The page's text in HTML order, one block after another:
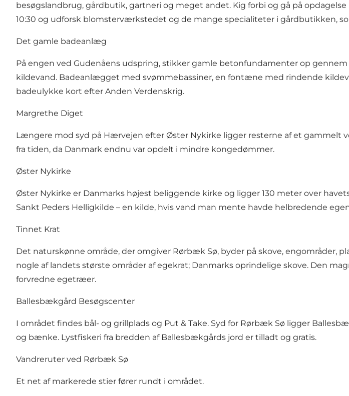
besøgslandbrug, gårdbutik, gartneri og meget andet. Kig forbi og gå på
10:30 og udforsk blomsterværkstedet og de mange specialiteter i gårdbutikken,
Det gamle badeanlæg
På engen ved Gudenåens udspring, stikker gamle betonfundamenter op
kildevand. Badeanlægget med svømmebassiner, en fontæne med rindende
badeulykke kort efter Anden Verdenskrig.
Margrethe Diget
Længere mod syd på Hærvejen efter Øster Nykirke ligger resterne af et gammelt
fra tiden, da Danmark endnu var opdelt i mindre kongedømmer.
Øster Nykirke
Øster Nykirke er Danmarks højest beliggende kirke og ligger 130 meter over
Sankt Peders Helligkilde – en kilde, hvis vand man mente havde helbredende
Tinnet Krat
Det naturskønne område, der omgiver Rørbæk Sø, byder på skove, engområder,
nogle af landets største områder af egekrat; Danmarks oprindelige skove. Den
forvredne egetræer.
Ballesbækgård Besøgscenter
I området findes bål- og grillplads og Put & Take. Syd for Rørbæk Sø ligger
og bænke. Lystfiskeri fra bredden af Ballesbækgårds jord er tilladt og gratis.
Vandreruter ved Rørbæk Sø
Et net af markerede stier fører rundt i området.